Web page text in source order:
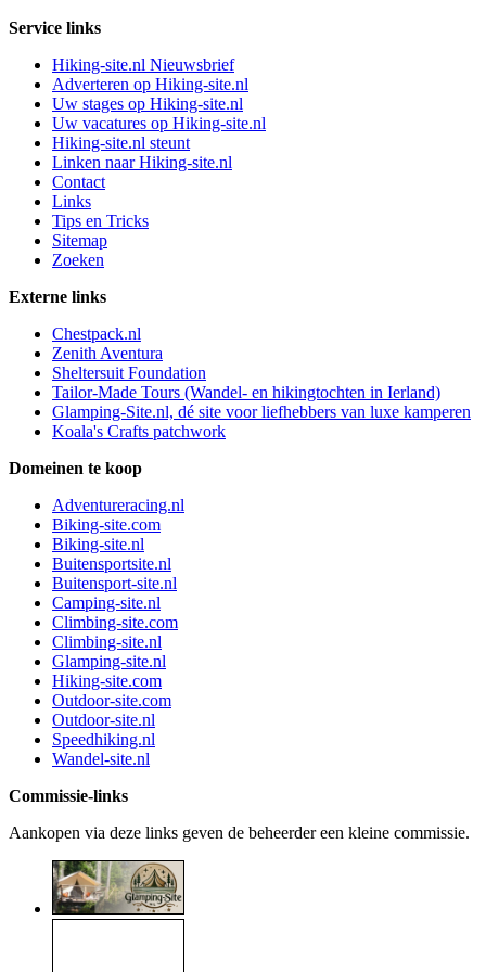
Service links
Hiking-site.nl Nieuwsbrief
Adverteren op Hiking-site.nl
Uw stages op Hiking-site.nl
Uw vacatures op Hiking-site.nl
Hiking-site.nl steunt
Linken naar Hiking-site.nl
Contact
Links
Tips en Tricks
Sitemap
Zoeken
Externe links
Chestpack.nl
Zenith Aventura
Sheltersuit Foundation
Tailor-Made Tours (Wandel- en hikingtochten in Ierland)
Glamping-Site.nl, dé site voor liefhebbers van luxe kamperen
Koala's Crafts patchwork
Domeinen te koop
Adventureracing.nl
Biking-site.com
Biking-site.nl
Buitensportsite.nl
Buitensport-site.nl
Camping-site.nl
Climbing-site.com
Climbing-site.nl
Glamping-site.nl
Hiking-site.com
Outdoor-site.com
Outdoor-site.nl
Speedhiking.nl
Wandel-site.nl
Commissie-links
Aankopen via deze links geven de beheerder een kleine commissie.